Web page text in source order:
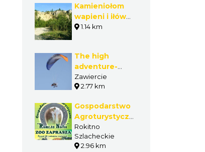
Kamieniołom
wapieni i iłów
jurajskich w
1.14 km
The high
adventure-
paraglider
flights
Zawiercie
2.77 km
Gospodarstwo
Agroturystyczne
- ZOO - Ranczo
Natii
Rokitno
Szlacheckie
2.96 km